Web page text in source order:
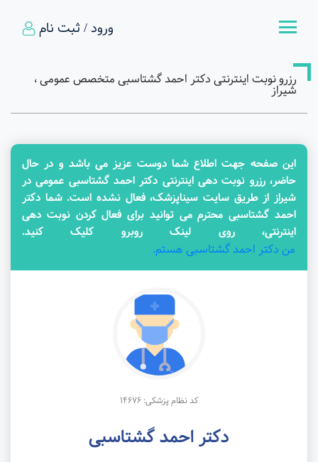
ورود / ثبت نام
رزرو نوبت اینترنتی دکتر احمد گشتاسبی متخصص عمومی ،
شیراز
این صفحه جهت اطلاع شما دوست عزیز می باشد و در حال
حاضر، رزرو نوبت دهی اینترنتی دکتر احمد گشتاسبی عمومی در
شیراز از طریق سایت سیناپزشک، فعال نشده است. شما دکتر
احمد گشتاسبی محترم می توانید برای فعال کردن نوبت دهی
اینترنتی، روی لینک روبرو کلیک کنید.
من دکتر احمد گشتاسبی هستم.
کد نظام پزشکی: 14676
دکتر احمد گشتاسبی